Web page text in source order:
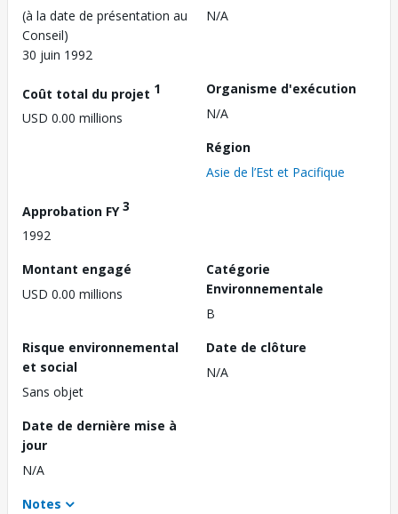
(à la date de présentation au
Conseil)
30 juin 1992
N/A
Coût total du projet 1
USD 0.00 millions
Organisme d'exécution
N/A
Région
Asie de l’Est et Pacifique
Approbation FY3
1992
Montant engagé
USD 0.00 millions
Catégorie
Environnementale
B
Risque environnemental
et social
Sans objet
Date de clôture
N/A
Date de dernière mise à
jour
N/A
Notes